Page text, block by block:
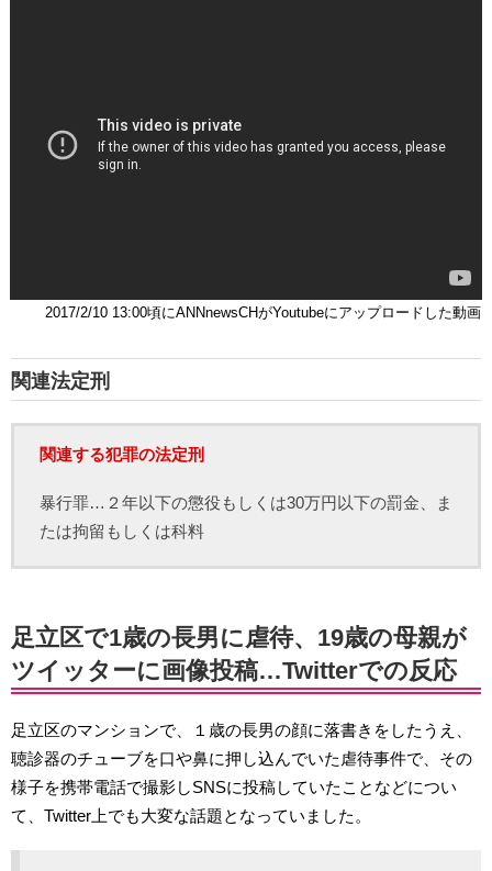
2017/2/10 13:00頃にANNnewsCHがYoutubeにアップロードした動画
関連法定刑
関連する犯罪の法定刑
暴行罪…２年以下の懲役もしくは30万円以下の罰金、ま
たは拘留もしくは科料
足立区で1歳の長男に虐待、19歳の母親が
ツイッターに画像投稿…Twitterでの反応
足立区のマンションで、１歳の長男の顔に落書きをしたうえ、
聴診器のチューブを口や鼻に押し込んでいた虐待事件で、その
様子を携帯電話で撮影しSNSに投稿していたことなどについ
て、Twitter上でも大変な話題となっていました。